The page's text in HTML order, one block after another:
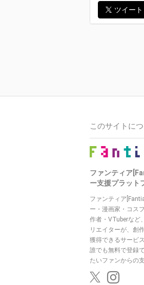
ツイート
このサイトに
ファンティア
ー支援プラット
ファンティア
ー・漫画家・コス
作者・VTuberなど
リエイターが、創
獲得できるサービス
誰でも無料で登録
たいファンからの